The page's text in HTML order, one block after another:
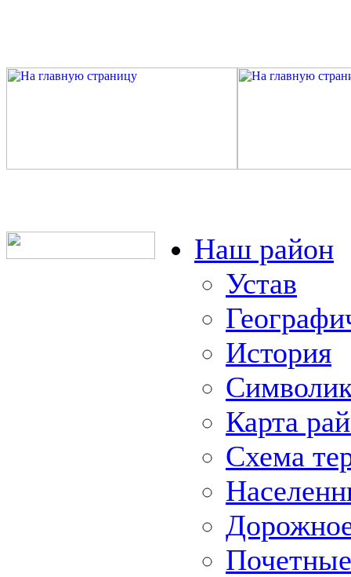
Наш район
Устав
История
Карта
Схема